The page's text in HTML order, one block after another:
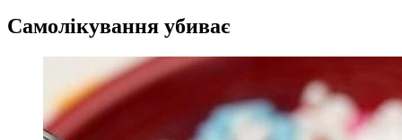
Самолікування убиває